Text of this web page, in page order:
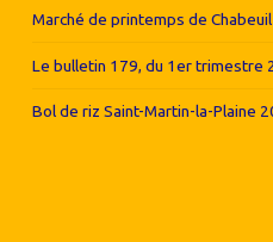
Marché de printemps de
Le bulletin 179, du 1er trimestre
Bol de riz Saint-Martin-la-Plaine